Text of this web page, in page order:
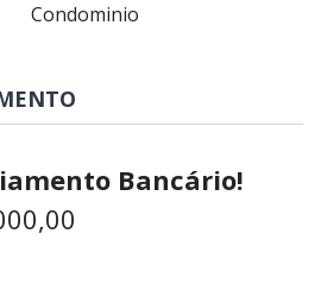
Condominio
Bancário!